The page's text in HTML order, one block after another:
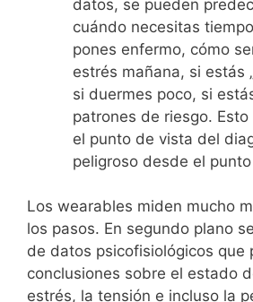
datos, se pueden
cuándo necesitas
pones enfermo, cómo
estrés mañana, si estás
si duermes poco, si
patrones de riesgo.
el punto de vista del
peligroso desde el
Los wearables miden mucho
los pasos. En segundo plano
de datos psicofisiológicos que
conclusiones sobre el estado
estrés, la tensión e incluso la